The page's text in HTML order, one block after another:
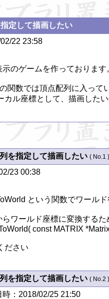
定して描画したい
22 23:58
のゲームを作っております
関数では頂点配列に入って
カル座標として、描画した
を指定して描画したい ( No.1 )
23 00:38
という関数でワール
ださい
を指定して描画したい ( No.2 )
時：2018/02/25 21:50